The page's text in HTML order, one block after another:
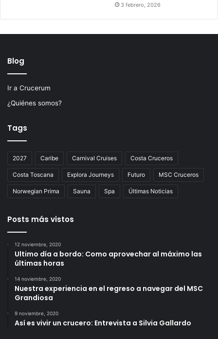
3 febrero, 2026
Blog
Ir a Crucerum
¿Quiénes somos?
Tags
2027 Caribe Carnival Cruises Costa Cruceros
Costa Toscana Explora Journeys Futuro MSC Cruceros
Norwegian Prima Sauna Spa Últimas Noticias
Posts más vistos
12 noviembre, 2020
Ultimo día a bordo: Como aprovechar al máximo las
últimas horas
14 noviembre, 2020
Nuestra experiencia en el regreso a navegar del MSC
Grandiosa
9 noviembre, 2020
Así es vivir un crucero: Entrevista a Silvia Gallardo